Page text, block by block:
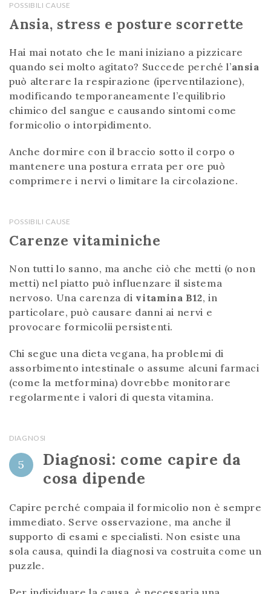
POSSIBILI CAUSE
Ansia, stress e posture scorrette
Hai mai notato che le mani iniziano a pizzicare
quando sei molto agitato? Succede perché l’ansia
può alterare la respirazione (iperventilazione),
modificando temporaneamente l’equilibrio
chimico del sangue e causando sintomi come
formicolio o intorpidimento.
Anche dormire con il braccio sotto il corpo o
mantenere una postura errata per ore può
comprimere i nervi o limitare la circolazione.
POSSIBILI CAUSE
Carenze vitaminiche
Non tutti lo sanno, ma anche ciò che metti (o non
metti) nel piatto può influenzare il sistema
nervoso. Una carenza di vitamina B12, in
particolare, può causare danni ai nervi e
provocare formicolii persistenti.
Chi segue una dieta vegana, ha problemi di
assorbimento intestinale o assume alcuni farmaci
(come la metformina) dovrebbe monitorare
regolarmente i valori di questa vitamina.
DIAGNOSI
5
Diagnosi: come capire da
cosa dipende
Capire perché compaia il formicolio non è sempre
immediato. Serve osservazione, ma anche il
supporto di esami e specialisti. Non esiste una
sola causa, quindi la diagnosi va costruita come un
puzzle.